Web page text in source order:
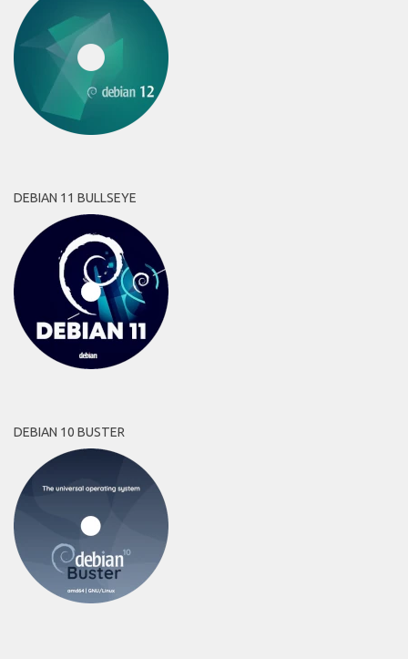
DEBIAN 11 BULLSEYE
DEBIAN 10 BUSTER